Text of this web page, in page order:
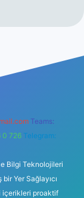
Teams:
0 726 Telegram:
Bilgi Teknolojileri
Yer Sağlayıcı
içerikleri proaktif